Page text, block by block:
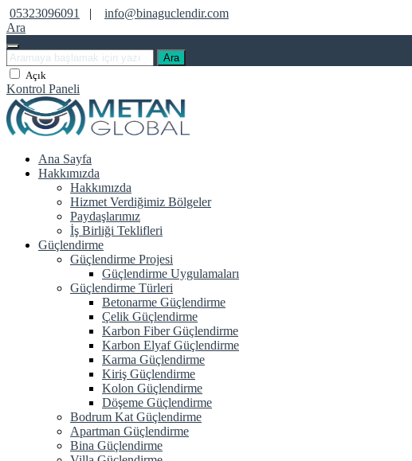
05323096091 |
info@binaguclendir.com
Ara
Ara
Açık
Kontrol Paneli
Ana Sayfa
Hakkımızda
Hakkımızda
Hizmet Verdiğimiz Bölgeler
Paydaşlarımız
İş Birliği Teklifleri
Güçlendirme
Güçlendirme Projesi
Güçlendirme Uygulamaları
Güçlendirme Türleri
Betonarme Güçlendirme
Çelik Güçlendirme
Karbon Fiber Güçlendirme
Karbon Elyaf Güçlendirme
Karma Güçlendirme
Kiriş Güçlendirme
Kolon Güçlendirme
Döşeme Güçlendirme
Bodrum Kat Güçlendirme
Apartman Güçlendirme
Bina Güçlendirme